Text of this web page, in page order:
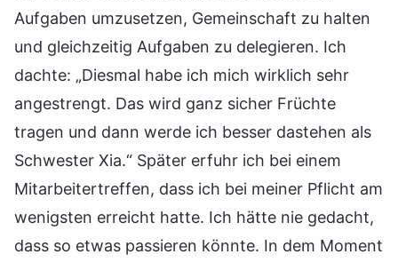
Aufgaben umzusetzen, Gemeinschaft zu halten
und gleichzeitig Aufgaben zu delegieren. Ich
dachte: „Diesmal habe ich mich wirklich sehr
angestrengt. Das wird ganz sicher Früchte
tragen und dann werde ich besser dastehen als
Schwester Xia.“ Später erfuhr ich bei einem
Mitarbeitertreffen, dass ich bei meiner Pflicht am
wenigsten erreicht hatte. Ich hätte nie gedacht,
dass so etwas passieren könnte. In dem Moment